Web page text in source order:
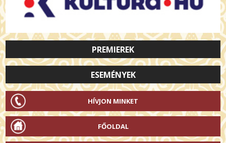
PREMIEREK
ESEMÉNYEK
HÍVJON MINKET
FŐOLDAL